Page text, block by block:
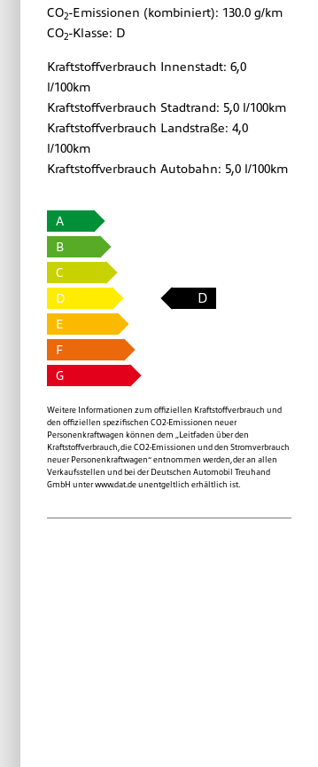
CO2-Emissionen (kombiniert): 130.0 g/km
CO2-Klasse: D
Kraftstoffverbrauch Innenstadt: 6,0
l/100km
Kraftstoffverbrauch Stadtrand: 5,0 l/100km
Kraftstoffverbrauch Landstraße: 4,0
l/100km
Kraftstoffverbrauch Autobahn: 5,0 l/100km
A
B
C
D
D
E
F
G
Weitere Informationen zum offiziellen Kraftstoffverbrauch und
den offiziellen spezifischen CO2-Emissionen neuer
Personenkraftwagen können dem „Leitfaden über den
Kraftstoffverbrauch, die CO2-Emissionen und den Stromverbrauch
neuer Personenkraftwagen“ entnommen werden, der an allen
Verkaufsstellen und bei der Deutschen Automobil Treuhand
GmbH unterwww.dat.de unentgeltlich erhältlich ist.